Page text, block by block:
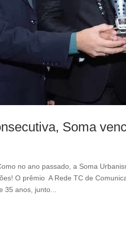
Soma
no ano passado, a Soma
O prêmio A Rede TC de
35 anos, junto...